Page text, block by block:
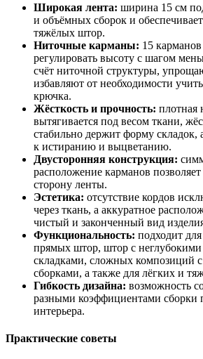
Широкая лента: ширина 15 см
и объёмных сборок и
тяжёлых штор.
Ниточные карманы: 15
регулировать высоту с шагом
счёт ниточной структуры,
избавляют от необходимости
крючка.
Жёсткость и прочность: плотная
вытягивается под весом ткани,
стабильно держит форму складок,
к истиранию и выцветанию.
Двусторонняя конструкция:
расположение карманов
сторону ленты.
Эстетика: отсутствие кордов
через ткань, а аккуратное
чистый и законченный вид
Функциональность: подходит
прямых штор, штор с
складками, сложных композиций
сборками, а также для лёгких и
Гибкость дизайна: возможность
разными коэффициентами сборки
интерьера.
Практические советы